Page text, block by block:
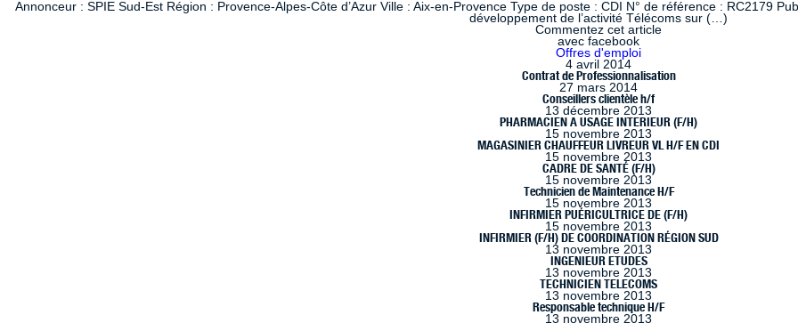
Annonceur : SPIE Sud-Est Région : Provence-Alpes-Côte d’Azur Ville : Aix-en-Provence Type de poste : CDI N° de référence : RC2179
développement de l’activité Télécoms sur (…)
Commentez cet article
avec facebook
Offres d'emploi
4 avril 2014
Contrat de Professionnalisation
27 mars 2014
Conseillers clientèle h/f
13 décembre 2013
PHARMACIEN A USAGE INTERIEUR (F/H)
15 novembre 2013
MAGASINIER CHAUFFEUR LIVREUR VL H/F EN CDI
15 novembre 2013
CADRE DE SANTÉ (F/H)
15 novembre 2013
Technicien de Maintenance H/F
15 novembre 2013
INFIRMIER PUÉRICULTRICE DE (F/H)
15 novembre 2013
INFIRMIER (F/H) DE COORDINATION RÉGION SUD
13 novembre 2013
INGENIEUR ETUDES
13 novembre 2013
TECHNICIEN TELECOMS
13 novembre 2013
Responsable technique H/F
13 novembre 2013